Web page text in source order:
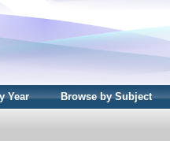
Year Browse by Subject